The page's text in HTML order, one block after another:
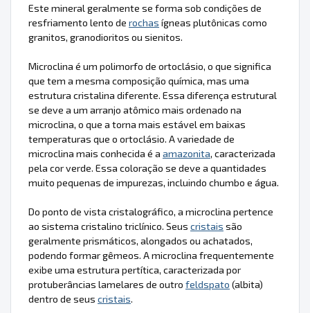
Este mineral geralmente se forma sob condições de
resfriamento lento de rochas ígneas plutônicas como
granitos, granodioritos ou sienitos.
Microclina é um polimorfo de ortoclásio, o que significa
que tem a mesma composição química, mas uma
estrutura cristalina diferente. Essa diferença estrutural
se deve a um arranjo atômico mais ordenado na
microclina, o que a torna mais estável em baixas
temperaturas que o ortoclásio. A variedade de
microclina mais conhecida é a amazonita, caracterizada
pela cor verde. Essa coloração se deve a quantidades
muito pequenas de impurezas, incluindo chumbo e água.
Do ponto de vista cristalográfico, a microclina pertence
ao sistema cristalino triclínico. Seus cristais são
geralmente prismáticos, alongados ou achatados,
podendo formar gêmeos. A microclina frequentemente
exibe uma estrutura pertítica, caracterizada por
protuberâncias lamelares de outro feldspato (albita)
dentro de seus cristais.